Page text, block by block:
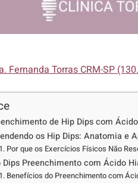
Fernanda Torras CRM-SP
de Hip Dips com
os Hip Dips: Anatomia e
Por que os Exercícios Físicos Não
Dips Preenchimento com Ácido
Benefícios do Preenchimento com